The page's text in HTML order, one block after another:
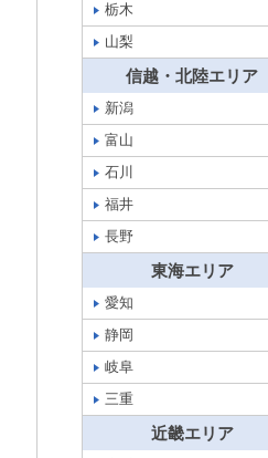
栃木
山梨
信越・北陸エリア
新潟
富山
石川
福井
長野
東海エリア
愛知
静岡
岐阜
三重
近畿エリア